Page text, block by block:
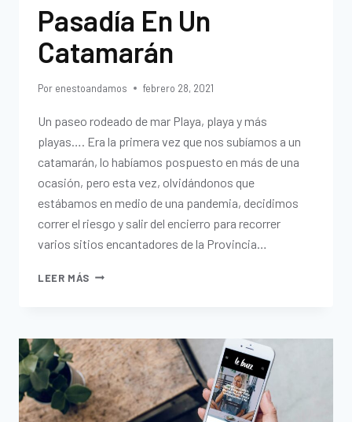
Pasadía En Un
Catamarán
Por enestoandamos febrero 28, 2021
Un paseo rodeado de mar Playa, playa y más
playas…. Era la primera vez que nos subíamos a un
catamarán, lo habíamos pospuesto en más de una
ocasión, pero esta vez, olvidándonos que
estábamos en medio de una pandemia, decidimos
correr el riesgo y salir del encierro para recorrer
varios sitios encantadores de la Provincia…
LEER MÁS